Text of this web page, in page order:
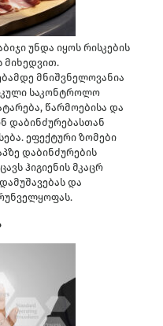
უნდა იყოს რისკების
მიხედვით.
მნიშვნელოვანია
საკონტროლო
წარმოებისა და
დაბინძურებასთან
ეფექტური ზომები
დაბინძურების
ჰიგიენის მკაცრ
და